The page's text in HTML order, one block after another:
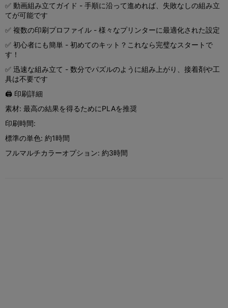
✅ 動画組み立てガイド - 手順に沿って進めれば、失敗なしの組み立
てが可能です
✅ 複数の印刷プロファイル - 様々なプリンターに最適化された設定
✅ 初心者にも簡単 - 初めてのキット？これなら完璧なスタートで
す！
✅ 迅速な組み立て - 数分でパズルのように組み上がり、接着剤や工
具は不要です
🖨️ 印刷詳細
素材: 最高の結果を得るためにPLAを推奨
印刷時間:
標準の単色: 約1時間
フルマルチカラーオプション: 約3時間